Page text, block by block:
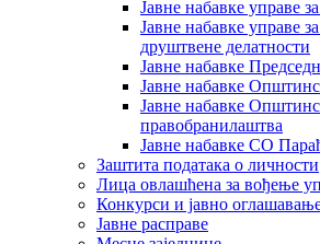
Јавне набавке управе
Јавне набавке управе
друштвене делатности
Јавне набавке
Јавне набавке
Јавне набавке
правобранилаштва
Јавне набавке СО
Заштита података о личности
Лица овлашћена за вођење
Конкурси и јавно
Јавне расправе